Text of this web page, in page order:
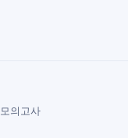
의고사